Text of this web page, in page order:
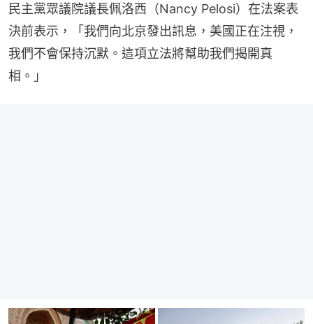
民主黨眾議院議長佩洛西（Nancy Pelosi）在法案表
決前表示，「我們向北京發出訊息，美國正在注視，
我們不會保持沉默。這項立法將幫助我們揭開真
相。」